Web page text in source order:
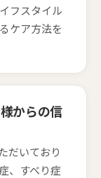
フスタイル
ケア方法を
からの信
だいており
、すべり症